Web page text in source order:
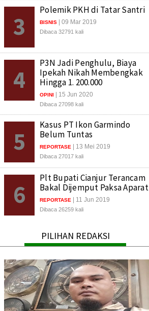
3
Polemik PKH di Tatar Santri
BISNIS | 09 Mar 2019
Dibaca 32791 kali
4
P3N Jadi Penghulu, Biaya
Ipekah Nikah Membengkak
Hingga 1. 200.000
OPINI | 15 Jun 2020
Dibaca 27098 kali
5
Kasus PT Ikon Garmindo
Belum Tuntas
REPORTASE | 13 Mei 2019
Dibaca 27017 kali
6
Plt Bupati Cianjur Terancam
Bakal Dijemput Paksa Aparat
REPORTASE | 11 Jun 2019
Dibaca 26259 kali
PILIHAN REDAKSI